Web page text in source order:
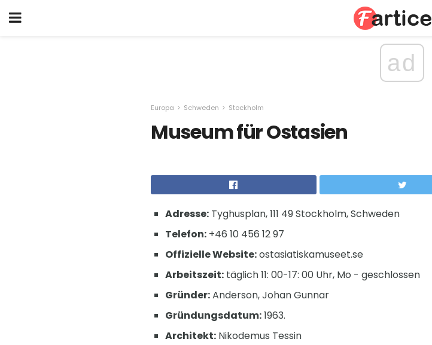
ad
Europa Schweden Stockholm
Museum für Ostasien
Adresse: Tyghusplan, 111 49 Stockholm, Schweden
Telefon: +46 10 456 12 97
Offizielle Website:ostasiatiskamuseet.se
Arbeitszeit: täglich 11: 00-17: 00 Uhr, Mo - geschlossen
Gründer:Anderson, Johan Gunnar
Gründungsdatum:1963.
Architekt: Nikodemus Tessin